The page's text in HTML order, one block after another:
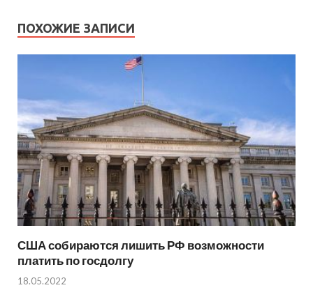
ПОХОЖИЕ ЗАПИСИ
США собираются лишить РФ возможности
платить по госдолгу
18.05.2022